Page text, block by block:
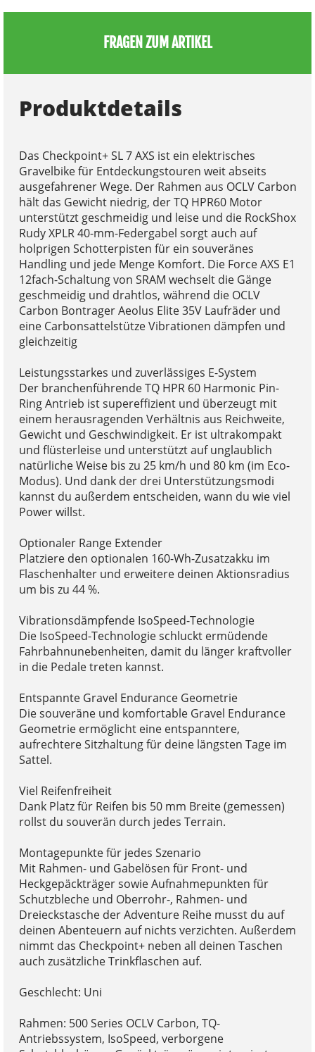
FRAGEN ZUM ARTIKEL
Produktdetails
Das Checkpoint+ SL 7 AXS ist ein elektrisches
Gravelbike für Entdeckungstouren weit abseits
ausgefahrener Wege. Der Rahmen aus OCLV Carbon
hält das Gewicht niedrig, der TQ HPR60 Motor
unterstützt geschmeidig und leise und die RockShox
Rudy XPLR 40-mm-Federgabel sorgt auch auf
holprigen Schotterpisten für ein souveränes
Handling und jede Menge Komfort. Die Force AXS E1
12fach-Schaltung von SRAM wechselt die Gänge
geschmeidig und drahtlos, während die OCLV
Carbon Bontrager Aeolus Elite 35V Laufräder und
eine Carbonsattelstütze Vibrationen dämpfen und
gleichzeitig
Leistungsstarkes und zuverlässiges E-System
Der branchenführende TQ HPR 60 Harmonic Pin-
Ring Antrieb ist supereffizient und überzeugt mit
einem herausragenden Verhältnis aus Reichweite,
Gewicht und Geschwindigkeit. Er ist ultrakompakt
und flüsterleise und unterstützt auf unglaublich
natürliche Weise bis zu 25 km/h und 80 km (im Eco-
Modus). Und dank der drei Unterstützungsmodi
kannst du außerdem entscheiden, wann du wie viel
Power willst.
Optionaler Range Extender
Platziere den optionalen 160-Wh-Zusatzakku im
Flaschenhalter und erweitere deinen Aktionsradius
um bis zu 44 %.
Vibrationsdämpfende IsoSpeed-Technologie
Die IsoSpeed-Technologie schluckt ermüdende
Fahrbahnunebenheiten, damit du länger kraftvoller
in die Pedale treten kannst.
Entspannte Gravel Endurance Geometrie
Die souveräne und komfortable Gravel Endurance
Geometrie ermöglicht eine entspanntere,
aufrechtere Sitzhaltung für deine längsten Tage im
Sattel.
Viel Reifenfreiheit
Dank Platz für Reifen bis 50 mm Breite (gemessen)
rollst du souverän durch jedes Terrain.
Montagepunkte für jedes Szenario
Mit Rahmen- und Gabelösen für Front- und
Heckgepäckträger sowie Aufnahmepunkten für
Schutzbleche und Oberrohr-, Rahmen- und
Dreieckstasche der Adventure Reihe musst du auf
deinen Abenteuern auf nichts verzichten. Außerdem
nimmt das Checkpoint+ neben all deinen Taschen
auch zusätzliche Trinkflaschen auf.
Geschlecht: Uni
Rahmen: 500 Series OCLV Carbon, TQ-
Antriebssystem, IsoSpeed, verborgene